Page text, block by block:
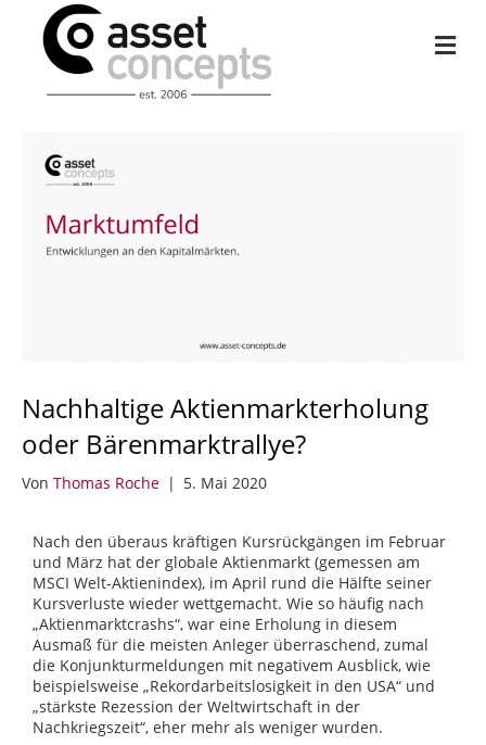
Nachhaltige Aktienmarkterholung
oder Bärenmarktrallye?
Von Thomas Roche | 5. Mai 2020
Nach den überaus kräftigen Kursrückgängen im Februar
und März hat der globale Aktienmarkt (gemessen am
MSCI Welt-Aktienindex), im April rund die Hälfte seiner
Kursverluste wieder wettgemacht. Wie so häufig nach
„Aktienmarktcrashs“, war eine Erholung in diesem
Ausmaß für die meisten Anleger überraschend, zumal
die Konjunkturmeldungen mit negativem Ausblick, wie
beispielsweise „Rekordarbeitslosigkeit in den USA“ und
„stärkste Rezession der Weltwirtschaft in der
Nachkriegszeit“, eher mehr als weniger wurden.